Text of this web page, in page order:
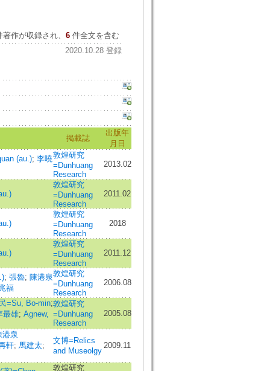
著作が収録され、 6件全文を含む
2020.10.28 登録
掲載誌
出版年
月日
(au.); 李曉敦煌研究
=Dunhuang
Research
2013.02
敦煌研究
=Dunhuang
Research
2011.02
敦煌研究
=Dunhuang
Research
2018
敦煌研究
=Dunhuang
Research
2011.12
; 張魯; 陳港泉
福
敦煌研究
=Dunhuang
Research
2006.08
=Su, Bo-min;
最雄; Agnew,
敦煌研究
=Dunhuang
Research
2005.08
港泉
軒; 馬建太;
文博=Relics
and Museolgy
2009.11
敦煌研究